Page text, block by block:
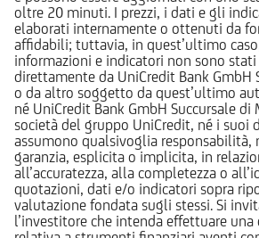
oltre 20 minuti. I prezzi, i dati e gli
elaborati internamente o ottenuti da
affidabili; tuttavia, in quest’ultimo
informazioni e indicatori non sono
direttamente da UniCredit Bank GmbH
o da altro soggetto da quest’ultimo
né UniCredit Bank GmbH Succursale
società del gruppo UniCredit, né i suoi
assumono qualsivoglia responsabilità,
garanzia, esplicita o implicita, in
all’accuratezza, alla completezza o
quotazioni, dati e/o indicatori sopra
valutazione fondata sugli stessi. Si
l’investitore che intenda effettuare una